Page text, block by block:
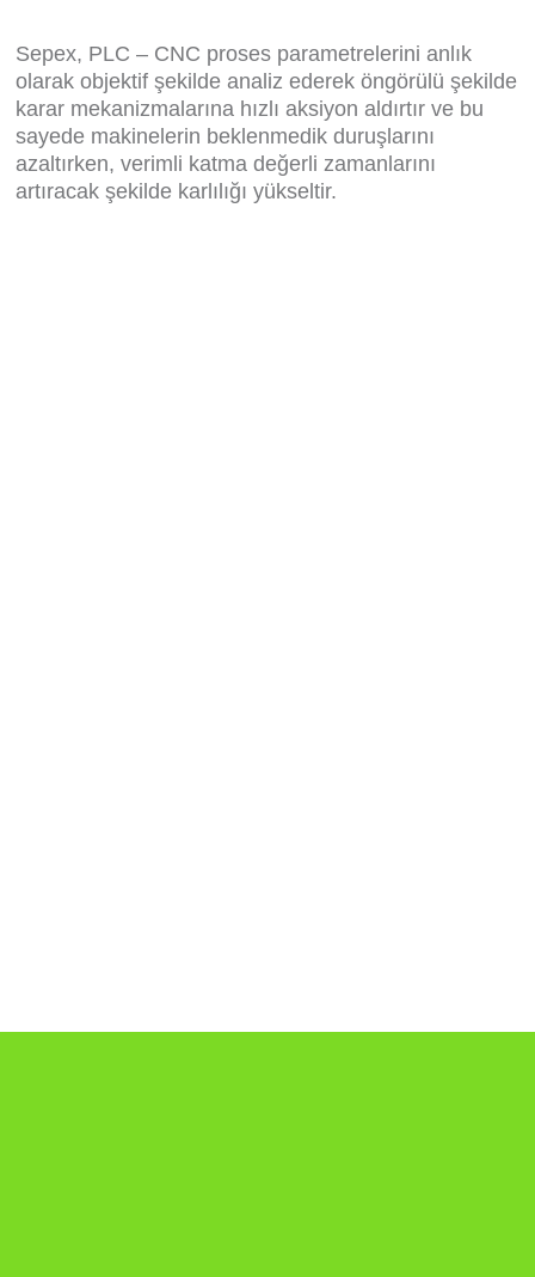
Sepex, PLC – CNC proses parametrelerini anlık
olarak objektif şekilde analiz ederek öngörülü şekilde
karar mekanizmalarına hızlı aksiyon aldırtır ve bu
sayede makinelerin beklenmedik duruşlarını
azaltırken, verimli katma değerli zamanlarını
artıracak şekilde karlılığı yükseltir.